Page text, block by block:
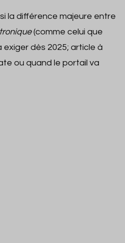
la différence majeure entre
(comme celui que
exiger dès 2025; article à
ou quand le portail va